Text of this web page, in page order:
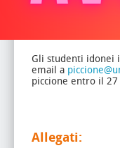
Gli studenti idonei
email a
piccione entro il
Allegati: